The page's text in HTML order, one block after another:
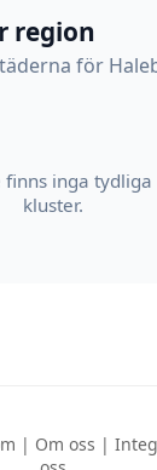
region
för
finns inga
kluster.
| Om oss |